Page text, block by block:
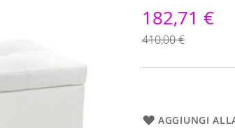
182,71 €
410,00 €
AGGIUNGI